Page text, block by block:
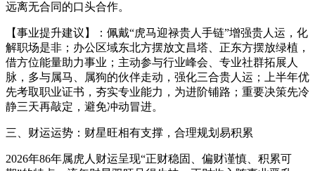
远离无合同的口头合作。
【事业提升建议】：佩戴“虎马迎禄贵人手链”增强贵人运，化
解职场是非；办公区域东北方摆放文昌塔、正东方摆放绿植，
借方位能量助力事业；主动参与行业峰会、专业社群拓展人
脉，多与属马、属狗的伙伴走动，强化三合贵人运；上半年优
先考取职业证书，夯实专业能力，为进阶铺路；重要决策先冷
静三天再敲定，避免冲动冒进。
三、财运运势：财星旺相有支撑，合理规划易积累
2026年86年属虎人财运呈现“正财稳固、偏财谨慎、积累可